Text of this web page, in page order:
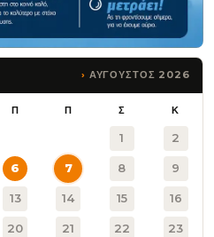
ΑΥΓΟΥΣΤΟΣ 2026
Π Π Σ Κ
1 2
6 7 8 9
13 14 15 16
20 21 22 23